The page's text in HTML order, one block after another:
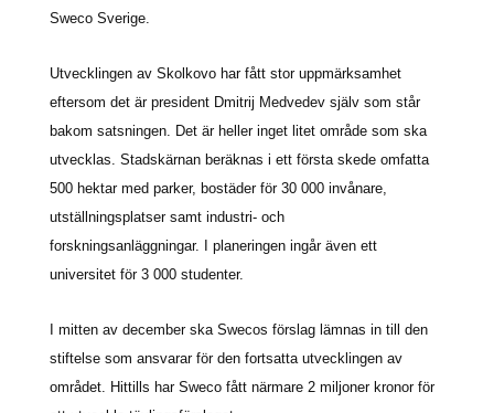
Sweco Sverige.
Utvecklingen av Skolkovo har fått stor uppmärksamhet
eftersom det är president Dmitrij Medvedev själv som står
bakom satsningen. Det är heller inget litet område som ska
utvecklas. Stadskärnan beräknas i ett första skede omfatta
500 hektar med parker, bostäder för 30 000 invånare,
utställningsplatser samt industri- och
forskningsanläggningar. I planeringen ingår även ett
universitet för 3 000 studenter.
I mitten av december ska Swecos förslag lämnas in till den
stiftelse som ansvarar för den fortsatta utvecklingen av
området. Hittills har Sweco fått närmare 2 miljoner kronor för